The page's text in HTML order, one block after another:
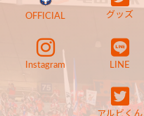
OFFICIAL グッズ
Instagram LINE